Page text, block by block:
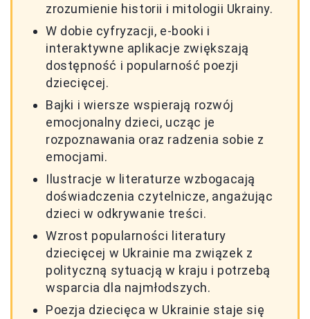
zrozumienie historii i mitologii Ukrainy.
W dobie cyfryzacji, e-booki i
interaktywne aplikacje zwiększają
dostępność i popularność poezji
dziecięcej.
Bajki i wiersze wspierają rozwój
emocjonalny dzieci, ucząc je
rozpoznawania oraz radzenia sobie z
emocjami.
Ilustracje w literaturze wzbogacają
doświadczenia czytelnicze, angażując
dzieci w odkrywanie treści.
Wzrost popularności literatury
dziecięcej w Ukrainie ma związek z
polityczną sytuacją w kraju i potrzebą
wsparcia dla najmłodszych.
Poezja dziecięca w Ukrainie staje się